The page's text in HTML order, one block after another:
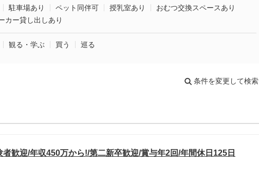
駐車場あり ペット同伴可 授乳室あり
おむつ交換スペースあり
カー貸し出しあり
観る・学ぶ 買う 巡る
条件を変更して検索
歓迎/年収450万から!/第二新卒歓迎/賞与年2回/年間休日125日